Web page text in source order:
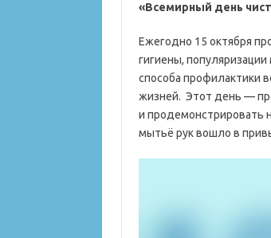
«Всемирный день
Ежегодно 15 октября
гигиены,
способа профилактики
жизней. Этот день —
и продемонстрировать
мытьё рук вошло в